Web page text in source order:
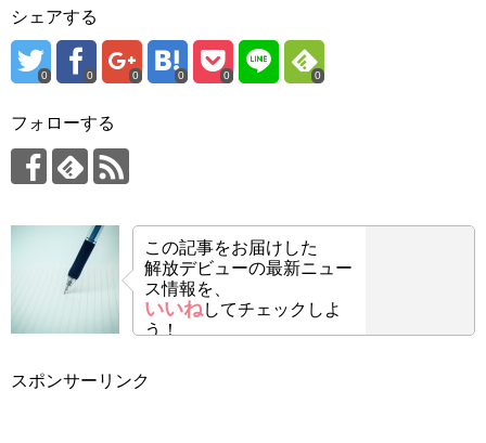
シェアする
0 0 0 0 0 0
フォローする
この記事をお届けした
解放デビューの最新ニュー
ス情報を、
いいねしてチェックしよ
う！
スポンサーリンク